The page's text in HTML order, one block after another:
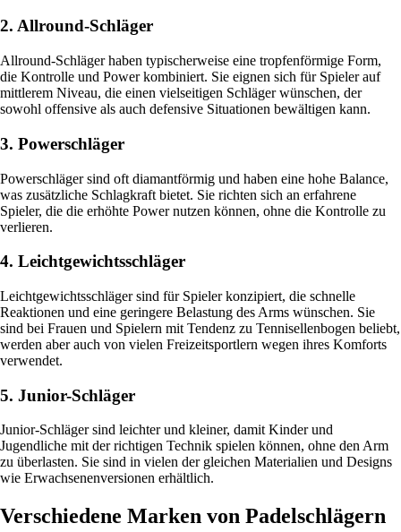
2. Allround-Schläger
Allround-Schläger haben typischerweise eine tropfenförmige Form,
die Kontrolle und Power kombiniert. Sie eignen sich für Spieler auf
mittlerem Niveau, die einen vielseitigen Schläger wünschen, der
sowohl offensive als auch defensive Situationen bewältigen kann.
3. Powerschläger
Powerschläger sind oft diamantförmig und haben eine hohe Balance,
was zusätzliche Schlagkraft bietet. Sie richten sich an erfahrene
Spieler, die die erhöhte Power nutzen können, ohne die Kontrolle zu
verlieren.
4. Leichtgewichtsschläger
Leichtgewichtsschläger sind für Spieler konzipiert, die schnelle
Reaktionen und eine geringere Belastung des Arms wünschen. Sie
sind bei Frauen und Spielern mit Tendenz zu Tennisellenbogen beliebt,
werden aber auch von vielen Freizeitsportlern wegen ihres Komforts
verwendet.
5. Junior-Schläger
Junior-Schläger sind leichter und kleiner, damit Kinder und
Jugendliche mit der richtigen Technik spielen können, ohne den Arm
zu überlasten. Sie sind in vielen der gleichen Materialien und Designs
wie Erwachsenenversionen erhältlich.
Verschiedene Marken von Padelschlägern